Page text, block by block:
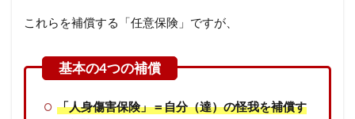
これらを補償する「任意保険」ですが、
「人身傷害保険」＝自分（達）の怪我を補償す